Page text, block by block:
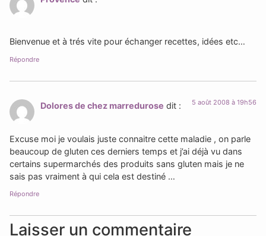
Bienvenue et à trés vite pour échanger recettes, idées etc…
Répondre
Dolores de chez marredurose dit : 5 août 2008 à 19h56
Excuse moi je voulais juste connaitre cette maladie , on parle
beaucoup de gluten ces derniers temps et j’ai déjà vu dans
certains supermarchés des produits sans gluten mais je ne
sais pas vraiment à qui cela est destiné …
Répondre
Laisser un commentaire